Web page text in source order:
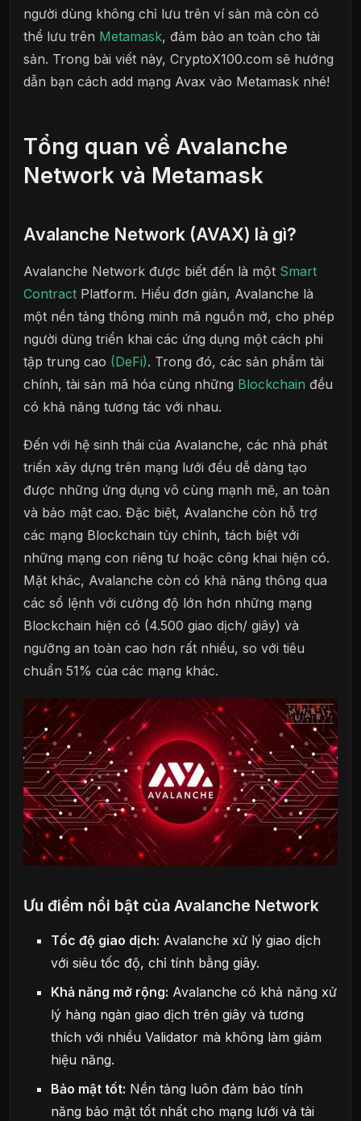
người dùng không chỉ lưu trên ví sàn mà còn có
thể lưu trên Metamask, đảm bảo an toàn cho tài
sản. Trong bài viết này, CryptoX100.com sẽ hướng
dẫn bạn cách add mạng Avax vào Metamask nhé!
Tổng quan về Avalanche
Network và Metamask
Avalanche Network (AVAX) là gì?
Avalanche Network được biết đến là một Smart
Contract Platform. Hiểu đơn giản, Avalanche là
một nền tảng thông minh mã nguồn mở, cho phép
người dùng triển khai các ứng dụng một cách phi
tập trung cao (DeFi). Trong đó, các sản phẩm tài
chính, tài sản mã hóa cùng những Blockchain đều
có khả năng tương tác với nhau.
Đến với hệ sinh thái của Avalanche, các nhà phát
triển xây dựng trên mạng lưới đều dễ dàng tạo
được những ứng dụng vô cùng mạnh mẽ, an toàn
và bảo mật cao. Đặc biệt, Avalanche còn hỗ trợ
các mạng Blockchain tùy chỉnh, tách biệt với
những mạng con riêng tư hoặc công khai hiện có.
Mặt khác, Avalanche còn có khả năng thông qua
các sổ lệnh với cường độ lớn hơn những mạng
Blockchain hiện có (4.500 giao dịch/ giây) và
ngưỡng an toàn cao hơn rất nhiều, so với tiêu
chuẩn 51% của các mạng khác.
Ưu điểm nổi bật của Avalanche Network
Tốc độ giao dịch: Avalanche xử lý giao dịch
với siêu tốc độ, chỉ tính bằng giây.
Khả năng mở rộng: Avalanche có khả năng xử
lý hàng ngàn giao dịch trên giây và tương
thích với nhiều Validator mà không làm giảm
hiệu năng.
Bảo mật tốt: Nền tảng luôn đảm bảo tính
năng bảo mật tốt nhất cho mạng lưới và tài